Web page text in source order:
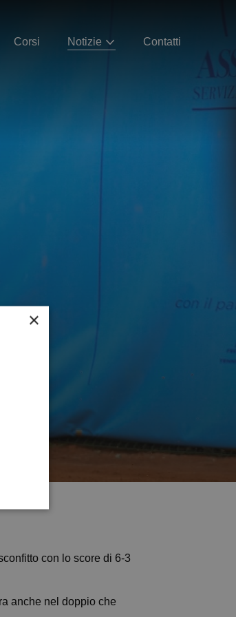
Corsi Notizie Contatti
con lo score di 6-3
anche nel doppio che
×